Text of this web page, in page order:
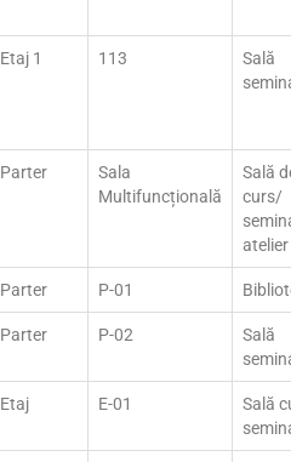
Etaj 1 113
Sală
Parter
Sala
Multifuncțională
Sală
curs/
atelier
Parter P-01
Parter P-02
Sală
Etaj E-01
Sală